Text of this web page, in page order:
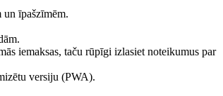
un īpašzīmēm.
iemaksas, taču rūpīgi izlasiet noteikumus par
versiju (PWA).